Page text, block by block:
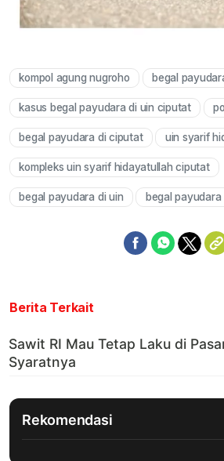
kompol agung nugroho begal
kasus begal payudara di uin ciputat
begal payudara di ciputat uin syarif
kompleks uin syarif hidayatullah ciputat
begal payudara di uin begal payudara
Berita Terkait
Rekomendasi